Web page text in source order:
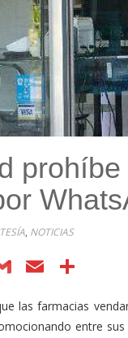
, NOTICIAS
Link
GmailEmail
las farmacias
entre